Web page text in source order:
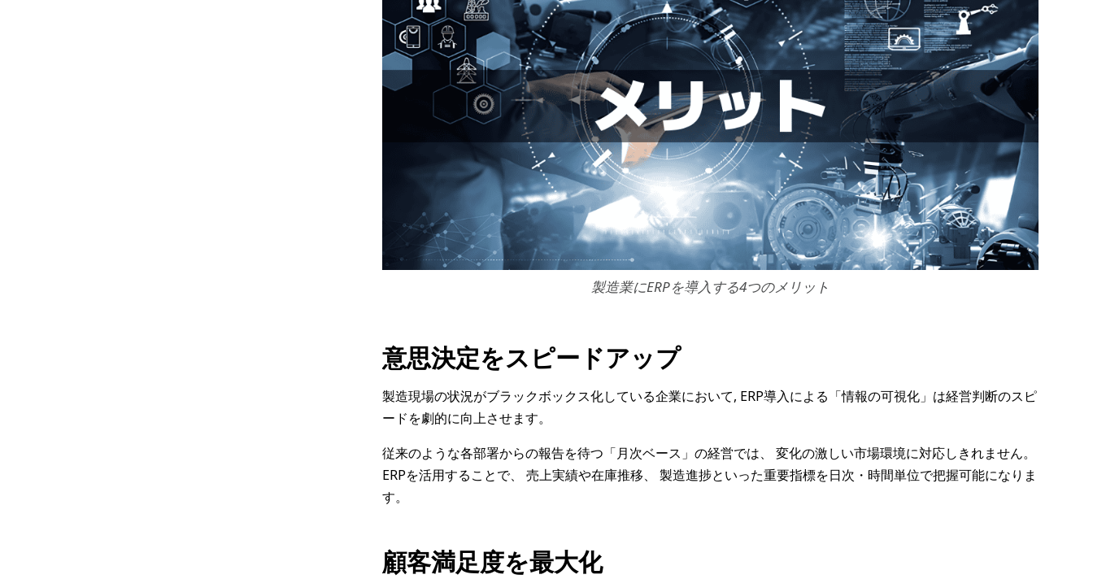
製造業にERPを導入する4つのメリット
意思決定をスピードアップ
製造現場の状況がブラックボックス化している企業において, ERP導入による「情報の可視化」は経営判断のスピ
ードを劇的に向上させます。
従来のような各部署からの報告を待つ「月次ベース」の経営では、 変化の激しい市場環境に対応しきれません。
ERPを活用することで、 売上実績や在庫推移、 製造進捗といった重要指標を日次・時間単位で把握可能になりま
す。
顧客満足度を最大化